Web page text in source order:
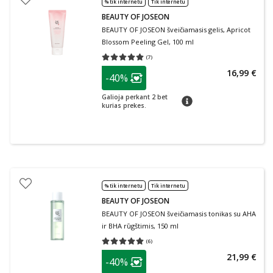
% tik internetu Tik internetu
BEAUTY OF JOSEON
BEAUTY OF JOSEON šveičiamasis gelis, Apricot
Blossom Peeling Gel, 100 ml
(7)
Vidutinis įvertinimas 5.00
patarimas
Lojalumo klubo narių nuolaida
-40%
Galioja perkant 2 bet
kurias prekes.
patarimas
16,99 €
% tik internetu Tik internetu
BEAUTY OF JOSEON
BEAUTY OF JOSEON šveičiamasis tonikas su AHA
ir BHA rūgštimis, 150 ml
(6)
Vidutinis įvertinimas 5.00
patarimas
Lojalumo klubo narių nuolaida
-40% 21,99 €